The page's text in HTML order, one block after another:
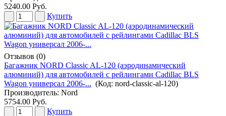
5240.00 Руб.
Купить
Отзывов (0)
Багажник NORD Classic AL-120 (аэродинамический
алюминий) для автомобилей с рейлингами Cadillac BLS
Wagon универсал 2006-... (Код: nord-classic-al-120)
Производитель: Nord
5754.00 Руб.
Купить